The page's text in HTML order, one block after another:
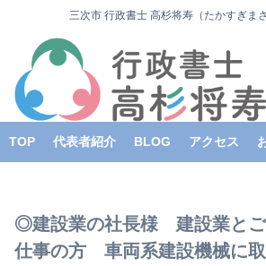
三次市 行政書士 高杉将寿（たかすぎま
TOP 代表者紹介 BLOG アクセス
◎建設業の社長様 建設業とご
仕事の方 車両系建設機械に